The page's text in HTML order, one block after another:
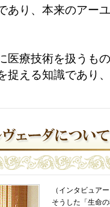
あり、本来のアー
医療技術を扱うも
捉える知識であり
（インタビュア
そうした「生命